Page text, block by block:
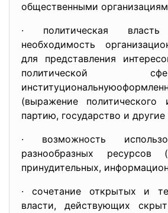
общественными
· политическая власть
необходимость
для представления
(выражение политического
партию, государство и
· возможность
разнообразных ресурсов
принудительных,
· сочетание открытых и
власти, действующих